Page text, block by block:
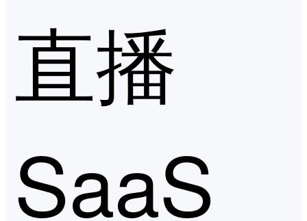
直播
SaaS